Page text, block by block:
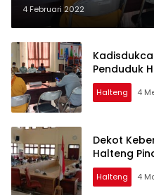
4 Februari 2022
Penduduk
Halteng 4
Dekot
Halteng
Halteng 4